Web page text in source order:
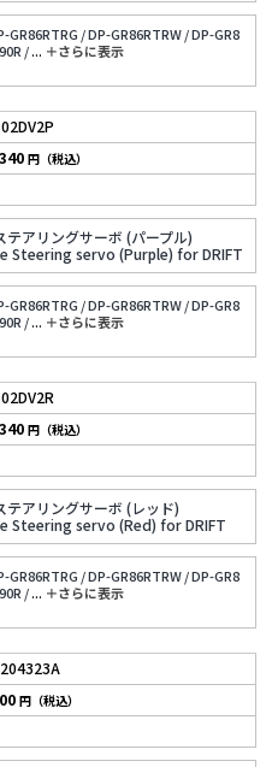
GR86RTRG /DP-GR86RTRW /DP-GR8
/... ＋さらに表⽰
テアリングサーボ (パープル)
Steering servo (Purple) for DRIFT
円（税込）
GR86RTRG /DP-GR86RTRW /DP-GR8
/... ＋さらに表⽰
テアリングサーボ (レッド)
Steering servo (Red) for DRIFT
円（税込）
GR86RTRG /DP-GR86RTRW /DP-GR8
/... ＋さらに表⽰
円（税込）